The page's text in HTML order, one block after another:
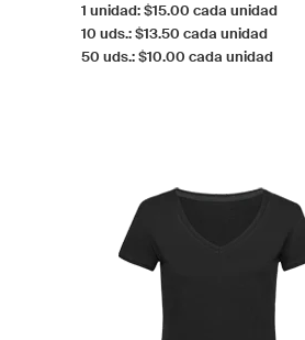
1 unidad: $15.00 cada unidad
10 uds.: $13.50 cada unidad
50 uds.: $10.00 cada unidad